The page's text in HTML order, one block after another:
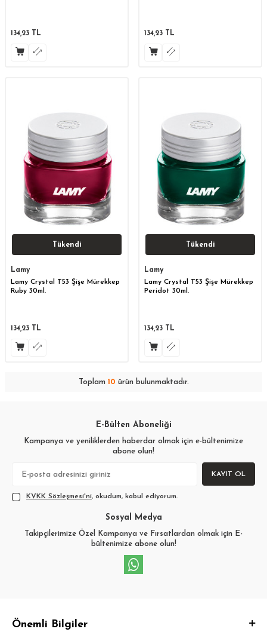
134,23 TL 134,23 TL
Tükendi
Lamy
Lamy Crystal T53 Şişe Mürekkep
Ruby 30ml.
134,23 TL
Tükendi
Lamy
Lamy Crystal T53 Şişe Mürekkep
Peridot 30ml.
134,23 TL
Toplam 10 ürün bulunmaktadır.
E-Bülten Aboneliği
Kampanya ve yeniliklerden haberdar olmak için e-bültenimize
abone olun!
KAYIT OL
KVKK Sözleşmesi'ni, okudum, kabul ediyorum.
Sosyal Medya
Takipçilerimize Özel Kampanya ve Fırsatlardan olmak için E-
bültenimize abone olun!
Önemli Bilgiler